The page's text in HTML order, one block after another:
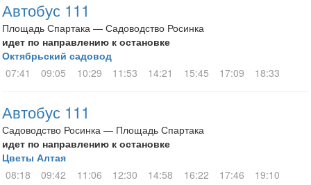
Автобус 111
Площадь Спартака — Садоводство Росинка
идет по направлению к остановке
Октябрьский садовод
07:41
09:05 10:29 11:53 14:21 15:45 17:09 18:33
Автобус 111
Садоводство Росинка — Площадь Спартака
идет по направлению к остановке
Цветы Алтая
08:18
09:42 11:06 12:30 14:58 16:22 17:46 19:10